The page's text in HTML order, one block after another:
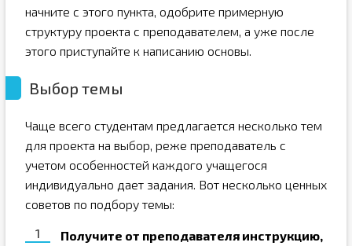
начните с этого пункта, одобрите примерную
структуру проекта с преподавателем, а уже после
этого приступайте к написанию основы.
Выбор темы
Чаще всего студентам предлагается несколько тем
для проекта на выбор, реже преподаватель с
учетом особенностей каждого учащегося
индивидуально дает задания. Вот несколько ценных
советов по подбору темы:
Получите от преподавателя инструкцию,